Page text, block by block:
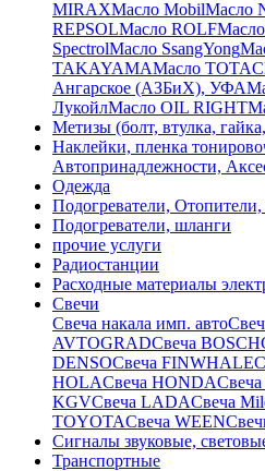
MIRAXМасло MobilМасло
REPSOLМасло ROLF
SpectrolМасло SsangYong
TAKAYAMAМасло
Ангарское (АЗБиХ), УФА
ЛукойлМасло ОIL RIGHT
Метизы (болт, втулка,
Наклейки, пленка
Автопринадлежности,
Одежда
Подогреватели,
Подогреватели, шланги
прочие услуги
Радиостанции
Расходные материалы
Свечи
Свечa накала имп. авто
AVTOGRADСвеча BOSCH
DENSOСвеча FINWHALE
HOLAСвеча HONDA
KGVСвеча LADAСвеча
TOYOTAСвеча WEEN
Сигналы звуковые,
Транспортные